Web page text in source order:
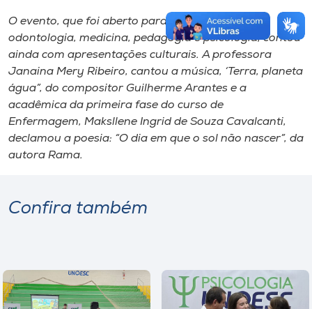
O evento, que foi aberto para os cursos de
odontologia, medicina, pedagogia e psicologia, contou
ainda com apresentações culturais. A professora
Janaina Mery Ribeiro, cantou a música, ‘Terra, planeta
água”, do compositor Guilherme Arantes e a
acadêmica da primeira fase do curso de
Enfermagem, Maksllene Ingrid de Souza Cavalcanti,
declamou a poesia: “O dia em que o sol não nascer”, da
autora Rama.
Confira também